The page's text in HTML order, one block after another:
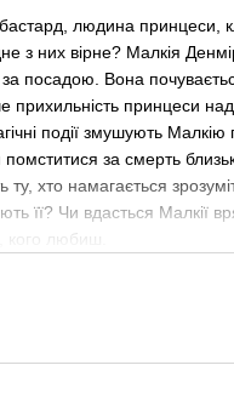
людина принцеси,
з них вірне? Малкія
посадою. Вона
принцеси
події змушують
за смерть
хто намагається
її? Чи вдасться Малкії
кого любиш.